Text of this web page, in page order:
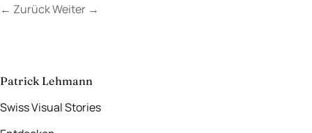
← ZurückWeiter →
aufnehmen→
Patrick Lehmann
Swiss Visual Stories